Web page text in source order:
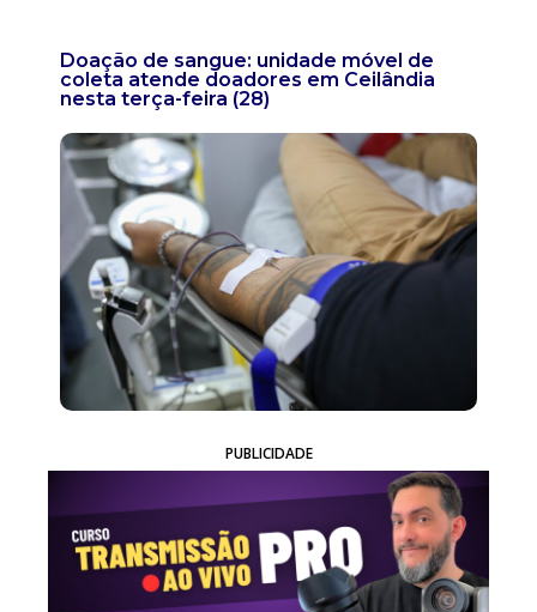
Doação de sangue: unidade móvel de
coleta atende doadores em Ceilândia
nesta terça-feira (28)
PUBLICIDADE